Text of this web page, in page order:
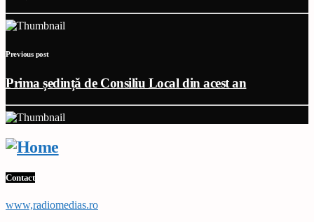
Previous post
Prima ședință de Consiliu Local din acest an
Contact
www,radiomedias.ro